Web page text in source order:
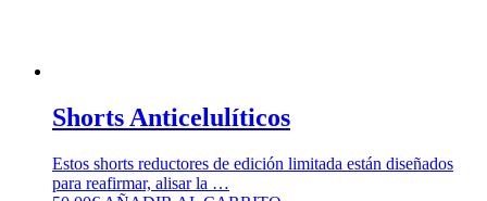
Shorts Anticelulíticos
Estos shorts reductores de edición limitada están diseñados
para reafirmar, alisar la …